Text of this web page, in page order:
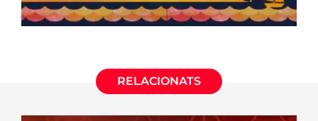
RELACIONATS